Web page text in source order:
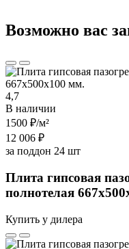
Возможно вас
4,7
В наличии
1500 ₽/м²
12 006 ₽
за поддон 24 шт
Плита гипсовая
полнотелая
Купить у дилера